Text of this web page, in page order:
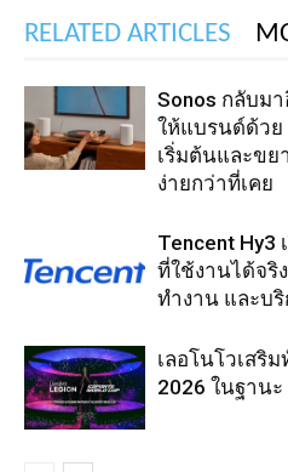
RELATED ARTICLES
Sonos กลับม
ให้แบรนด์ด้วย
เริ่มต้นและขย
ง่ายกว่าที่เคย
Tencent Hy3
ที่ใช้งานได้จ
ทำงาน และบ
เลอโนโวเสริ
2026 ในฐานะ